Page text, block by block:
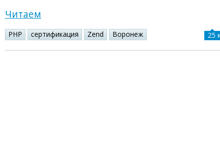
Читаем
PHP сертификация Zend Воронеж 25